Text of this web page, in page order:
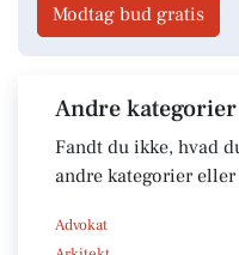
Modtag bud gratis
Andre kategorier
Fandt du ikke, hvad
andre kategorier
Advokat